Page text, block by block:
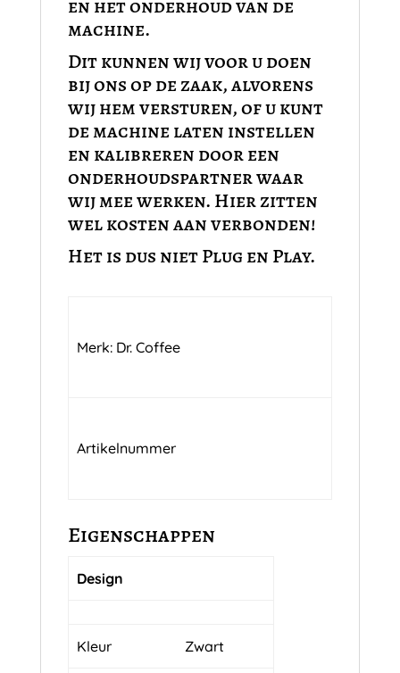
en het onderhoud van de
machine.
Dit kunnen wij voor u doen
bij ons op de zaak, alvorens
wij hem versturen, of u kunt
de machine laten instellen
en kalibreren door een
onderhoudspartner waar
wij mee werken. Hier zitten
wel kosten aan verbonden!
Het is dus niet Plug en Play.
Merk: Dr. Coffee
Artikelnummer
Eigenschappen
Design
Kleur Zwart